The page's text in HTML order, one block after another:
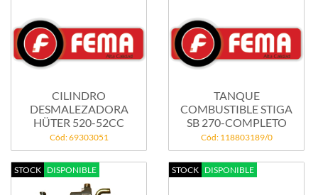
CILINDRO
DESMALEZADORA
HÜTER 520-52CC
Cód: 69303051
TANQUE
COMBUSTIBLE STIGA
SB 270-COMPLETO
Cód: 118803189/0
STOCK DISPONIBLE STOCK DISPONIBLE